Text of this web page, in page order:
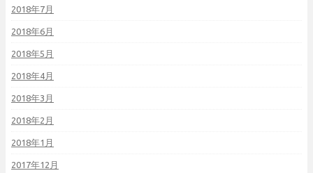
2018年7月
2018年6月
2018年5月
2018年4月
2018年3月
2018年2月
2018年1月
2017年12月